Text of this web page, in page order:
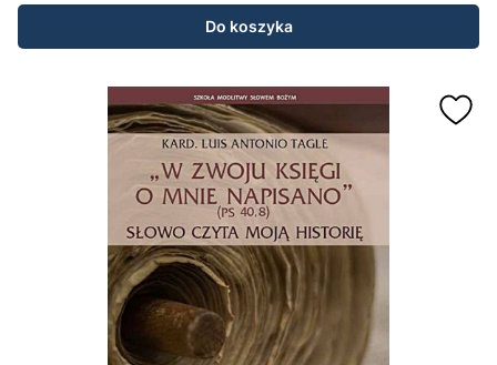
Do koszyka